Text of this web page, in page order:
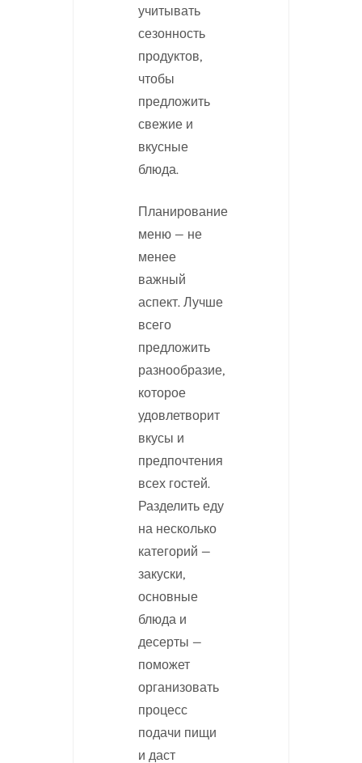
учитывать
сезонность
продуктов,
чтобы
предложить
свежие и
вкусные
блюда.
Планирование
меню — не
менее
важный
аспект. Лучше
всего
предложить
разнообразие,
которое
удовлетворит
вкусы и
предпочтения
всех гостей.
Разделить еду
на несколько
категорий —
закуски,
основные
блюда и
десерты —
поможет
организовать
процесс
подачи пищи
и даст